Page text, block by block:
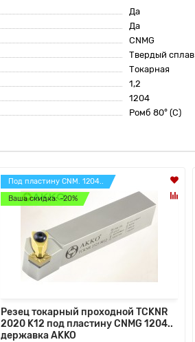
Да
Да
CNMG
Твердый сплав
Токарная
1,2
1204
Ромб 80° (C)
Под пластину CNM. 1204..
Ваша скидка: -20%
Резец токарный проходной TCKNR
2020 K12 под пластину CNMG 1204..
державка AKKO